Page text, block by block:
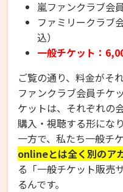
嵐ファンクラブ会
ファミリークラブ
込）
一般チケット：
ご覧の通り、料金がそ
ファンクラブ会員チケ
ケットは、それぞれの
購入・視聴する形になり
一方で、私たち一般チ
onlineとは全く別のア
る「一般チケット販売
るんです。